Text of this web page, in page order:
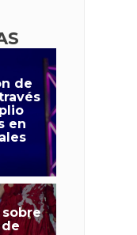
de
en